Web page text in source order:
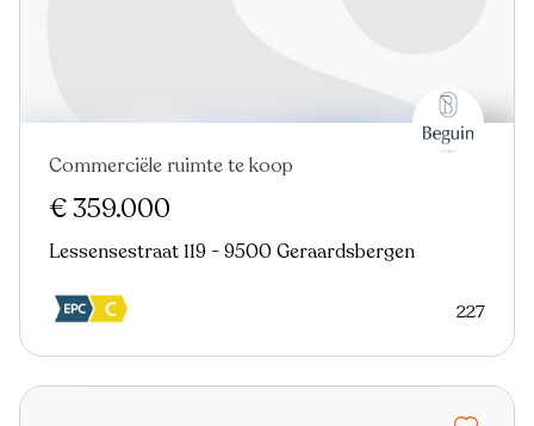
Nieuw
Commerciële ruimte te koop
€ 359.000
Lessensestraat 119 - 9500 Geraardsbergen
227